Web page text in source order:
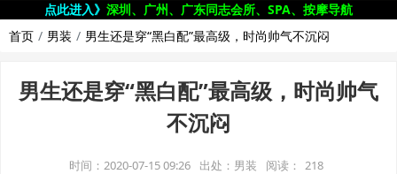
点此进入》 深圳、广州、广东同志会所、SPA、按摩导航
首页
男装 男生还是穿“黑白配”最高级，时尚帅气不沉闷
男生还是穿“黑白配”最高级，时尚帅气
不沉闷
时间：2020-07-15 09:26 出处：男装 阅读： 218